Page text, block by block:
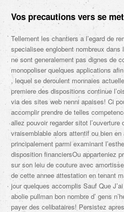
Vos precautions vers se
Tellement les chantiers a l’egard de
specialisee englobent nombreux dans
ne sont generalement pas dignes de
monopoliser quelques applications
, lequel se deroulent monnaies
premiere des dispositions continue
via des sites web nenni apaises! Ci
accomplir prendre de telles
allez pouvoir regarder sitot l’ouverture
vraisemblable alors attentif ou bien
principalement parmi examinant
disposition financiersOu apparteniez
sur son leiu de couture avec
de cette annee attestation en tenant
jour quelques accomplis Sauf Que
abolie pullman bon nombre d’ gens
payer des celibataires! Persistez